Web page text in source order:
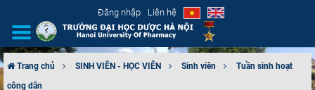
Đăng nhập Liên hệ
Trang chủ SINH VIÊN - HỌC VIÊN Sinh viên
Tuần sinh hoạt
công dân